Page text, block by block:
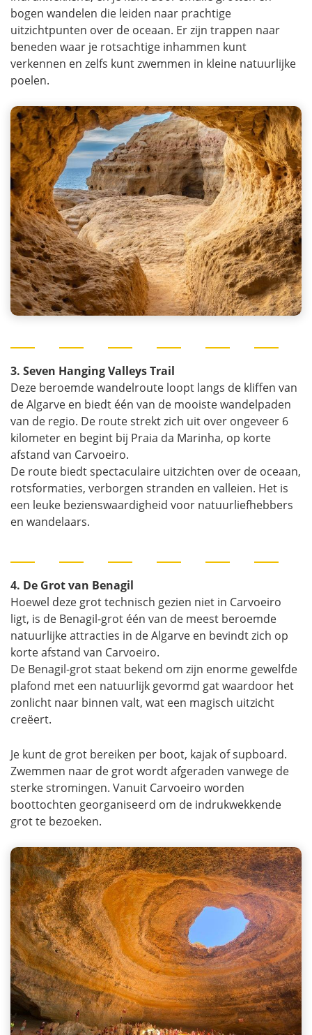
bogen wandelen die leiden naar prachtige
uitzichtpunten over de oceaan. Er zijn trappen naar
beneden waar je rotsachtige inhammen kunt
verkennen en zelfs kunt zwemmen in kleine natuurlijke
poelen.
3. Seven Hanging Valleys Trail
Deze beroemde wandelroute loopt langs de kliffen van
de Algarve en biedt één van de mooiste wandelpaden
van de regio. De route strekt zich uit over ongeveer 6
kilometer en begint bij Praia da Marinha, op korte
afstand van Carvoeiro.
De route biedt spectaculaire uitzichten over de oceaan,
rotsformaties, verborgen stranden en valleien. Het is
een leuke bezienswaardigheid voor natuurliefhebbers
en wandelaars.
4. De Grot van Benagil
Hoewel deze grot technisch gezien niet in Carvoeiro
ligt, is de Benagil-grot één van de meest beroemde
natuurlijke attracties in de Algarve en bevindt zich op
korte afstand van Carvoeiro.
De Benagil-grot staat bekend om zijn enorme gewelfde
plafond met een natuurlijk gevormd gat waardoor het
zonlicht naar binnen valt, wat een magisch uitzicht
creëert.
Je kunt de grot bereiken per boot, kajak of supboard.
Zwemmen naar de grot wordt afgeraden vanwege de
sterke stromingen. Vanuit Carvoeiro worden
boottochten georganiseerd om de indrukwekkende
grot te bezoeken.